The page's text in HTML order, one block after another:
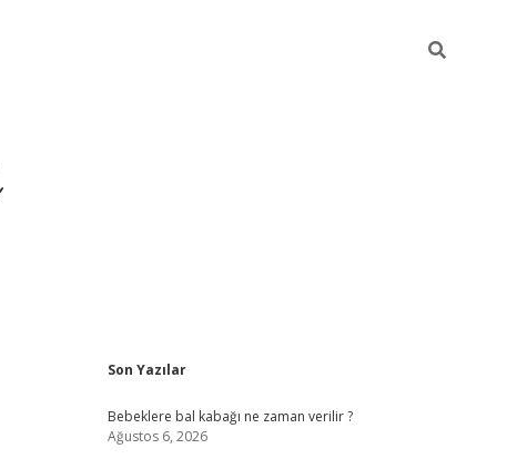
Sidebar
Son Yazılar
Bebeklere bal kabağı ne zaman verilir ?
Ağustos 6, 2026